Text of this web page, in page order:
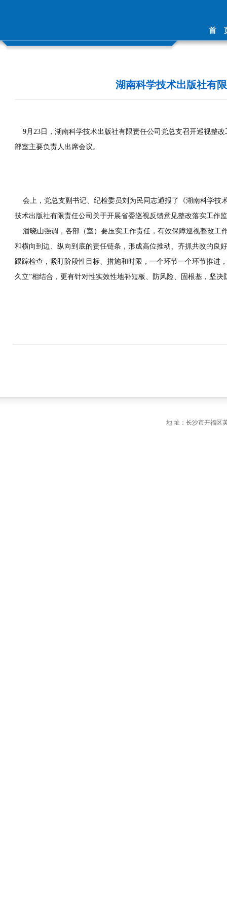
首
湖南科学技术出版社有
9月23日，湖南科学技术出版社有限责任公司党总支召开巡视整
部室主要负责人出席会议。
会上，党总支副书记、纪检委员刘为民同志通报了《湖南科学技
技术出版社有限责任公司关于开展省委巡视反馈意见整改落实工作
潘晓山强调，各部（室）要压实工作责任，有效保障巡视整改工
和横向到边、纵向到底的责任链条，形成高位推动、齐抓共改的良
跟踪检查，紧盯阶段性目标、措施和时限，一个环节一个环节推进
久立”相结合，更有针对性实效性地补短板、防风险、固根基，坚
地 址：长沙市开福区